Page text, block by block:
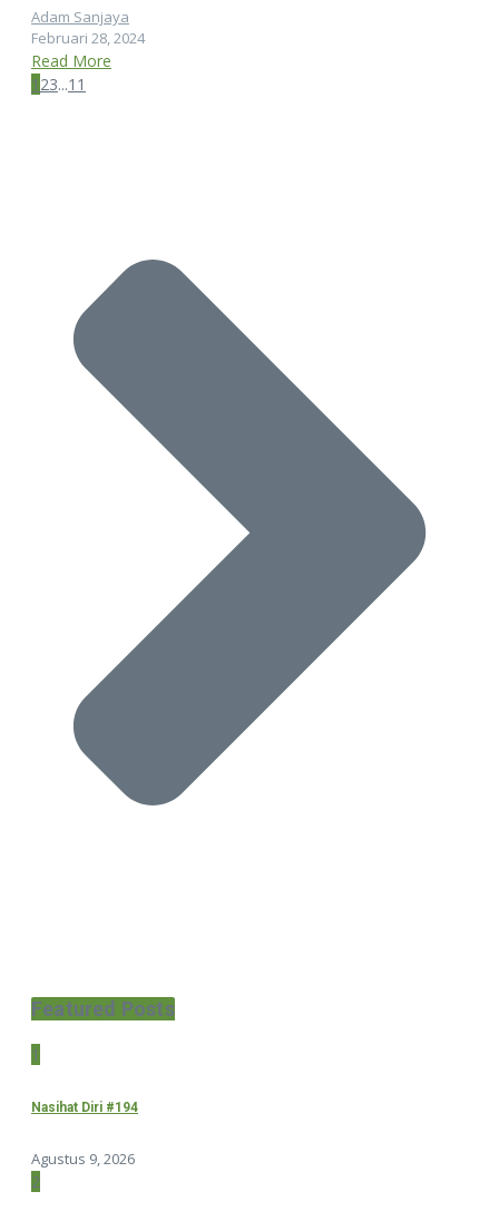
Adam Sanjaya
Februari 28, 2024
Read More
1 23...11
Featured Posts
1
Nasihat Diri #194
Agustus 9, 2026
2